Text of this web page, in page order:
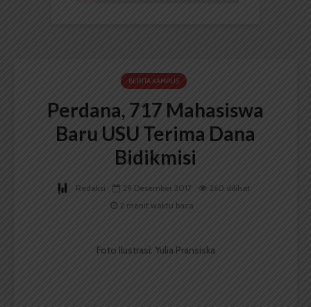
BERITA KAMPUS
Perdana, 717 Mahasiswa
Baru USU Terima Dana
Bidikmisi
Redaksi 29 Desember 2017
260 dilihat
2 menit waktu baca
Foto Ilustrasi: Yulia Pransiska